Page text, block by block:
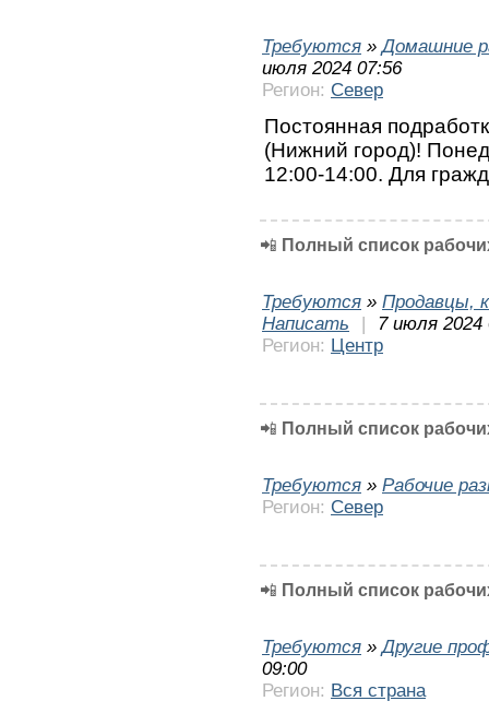
Требуются »Домашние
июля 2024 07:56
Регион: Север
Постоянная
(Нижний город)!
12:00-14:00. Для
📲 Полный список
Требуются » Продавцы,
Написать
|
7 июля 2024
Регион: Центр
📲 Полный список
Требуются » Рабочие
Регион: Север
📲 Полный список
Требуются »Другие
09:00
Регион: Вся страна